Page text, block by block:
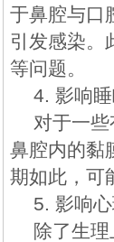
于鼻腔与口
引发感染。
等问题。
4. 影响
对于一
鼻腔内的黏
期如此，可
5. 影响
除了生